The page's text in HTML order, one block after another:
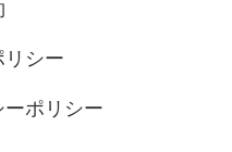
リシー
ポリシー